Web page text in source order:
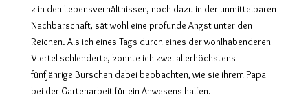
z in den Lebensverhältnissen, noch dazu in der unmittelbaren
Nachbarschaft, sät wohl eine profunde Angst unter den
Reichen. Als ich eines Tags durch eines der wohlhabenderen
Viertel schlenderte, konnte ich zwei allerhöchstens
fünfjährige Burschen dabei beobachten, wie sie ihrem Papa
bei der Gartenarbeit für ein Anwesens halfen.